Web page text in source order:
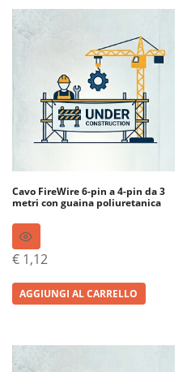
Cavo FireWire 6-pin a 4-pin da 3
metri con guaina poliuretanica
€ 1,12
AGGIUNGI AL CARRELLO